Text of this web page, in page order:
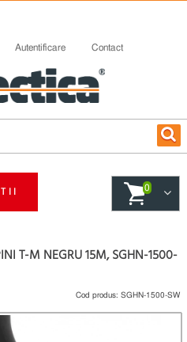
Autentificare Contact
0
T-M NEGRU 15M, SGHN-1500-
Cod produs: SGHN-1500-SW